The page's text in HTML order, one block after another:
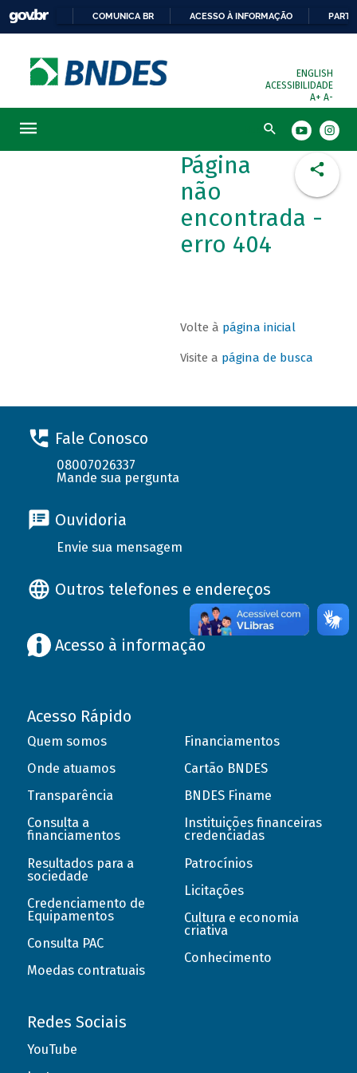
COMUNICA BR ACESSO À INFORMAÇÃO
ENGLISH
ACESSIBILIDADE
A+ A-
Busca
Página
não
encontrada -
erro 404
Volte à página inicial
Visite a página de busca
Fale Conosco
08007026337
Mande sua pergunta
Ouvidoria
Envie sua mensagem
Outros telefones e endereços
Acesso à informação
Acesso Rápido
Quem somos
Onde atuamos
Transparência
Consulta a
financiamentos
Resultados para a
sociedade
Credenciamento de
Equipamentos
Consulta PAC
Moedas contratuais
Financiamentos
Cartão BNDES
BNDES Finame
Instituições financeiras
credenciadas
Patrocínios
Licitações
Cultura e economia
criativa
Conhecimento
Redes Sociais
YouTube